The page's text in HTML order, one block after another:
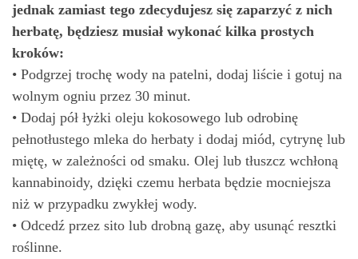
jednak zamiast tego zdecydujesz się zaparzyć z nich
herbatę, będziesz musiał wykonać kilka prostych
kroków:
• Podgrzej trochę wody na patelni, dodaj liście i gotuj na
wolnym ogniu przez 30 minut.
• Dodaj pół łyżki oleju kokosowego lub odrobinę
pełnotłustego mleka do herbaty i dodaj miód, cytrynę lub
miętę, w zależności od smaku. Olej lub tłuszcz wchłoną
kannabinoidy, dzięki czemu herbata będzie mocniejsza
niż w przypadku zwykłej wody.
• Odcedź przez sito lub drobną gazę, aby usunąć resztki
roślinne.